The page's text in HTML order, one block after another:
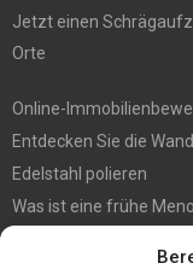
Jetzt einen
Orte
Online-
Entdecken Sie die
Edelstahl polieren
Was ist eine frühe